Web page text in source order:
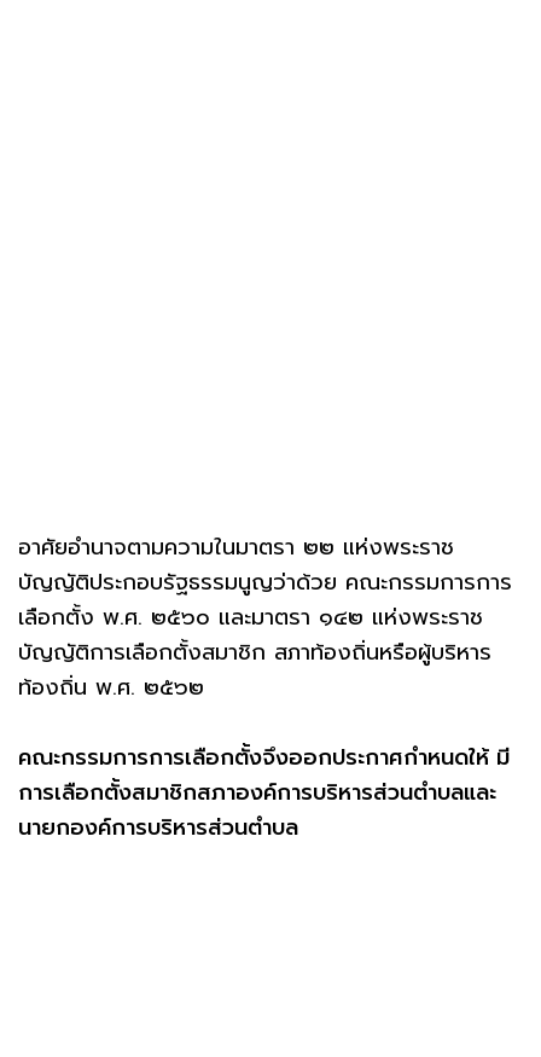
อาศัยอำนาจตามความในมาตรา ๒๒ แห่งพระราช
บัญญัติประกอบรัฐธรรมนูญว่าด้วย คณะกรรมการการ
เลือกตั้ง พ.ศ. ๒๕๖๐ และมาตรา ๑๔๒ แห่งพระราช
บัญญัติการเลือกตั้งสมาชิก สภาท้องถิ่นหรือผู้บริหาร
ท้องถิ่น พ.ศ. ๒๕๖๒
คณะกรรมการการเลือกตั้งจึงออกประกาศกำหนดให้ มี
การเลือกตั้งสมาชิกสภาองค์การบริหารส่วนตำบลและ
นายกองค์การบริหารส่วนตำบล